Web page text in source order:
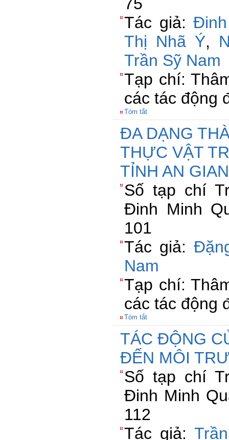
Tác giả:
Thị Nhã Ý,
Trần Sỹ Nam
Tạp chí:
các tác động
Tóm tắt
ĐA DẠNG
THỰC VẬT
TỈNH AN
Số tạp chí
Đinh Minh
101
Tác giả:
Nam
Tạp chí:
các tác động
Tóm tắt
TÁC ĐỘNG
ĐẾN MÔI
Số tạp chí
Đinh Minh
112
Tác giả: